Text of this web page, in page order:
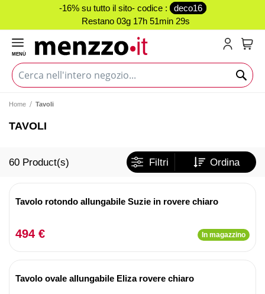
-16% su tutto il sito- codice :
deco16
Restano 03g 17h 51min 28s
MENÙ
Home Tavoli
TAVOLI
60 Product(s) Filtri Ordina
Tavolo rotondo allungabile Suzie in rovere chiaro
494 € In magazzino
Tavolo ovale allungabile Eliza rovere chiaro